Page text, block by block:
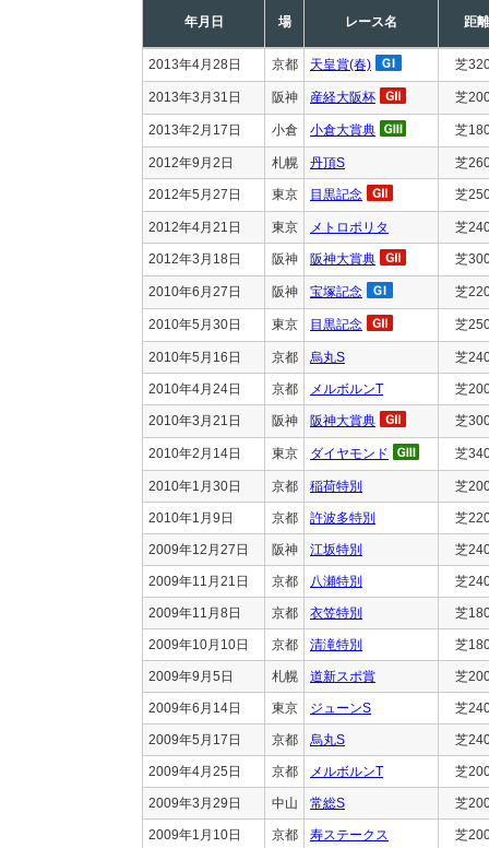
年月日 場 レース名 距離
2013年4月28日 京都 天皇賞(春) 芝
2013年3月31日 阪神 産経大阪杯 芝
2013年2月17日 小倉 小倉大賞典 芝
2012年9月2日 札幌 丹頂S 芝
2012年5月27日 東京 目黒記念 芝
2012年4月21日 東京 メトロポリタ 芝
2012年3月18日 阪神 阪神大賞典 芝
2010年6月27日 阪神 宝塚記念 芝
2010年5月30日 東京 目黒記念 芝
2010年5月16日 京都 烏丸S 芝
2010年4月24日 京都 メルボルンT 芝
2010年3月21日 阪神 阪神大賞典 芝
2010年2月14日 東京 ダイヤモンド 芝
2010年1月30日 京都 稲荷特別 芝
2010年1月9日 京都 許波多特別 芝
2009年12月27日 阪神 江坂特別 芝
2009年11月21日 京都 八瀬特別 芝
2009年11月8日 京都 衣笠特別 芝
2009年10月10日 京都 清滝特別 芝
2009年9月5日 札幌 道新スポ賞 芝
2009年6月14日 東京 ジューンS 芝
2009年5月17日 京都 烏丸S 芝
2009年4月25日 京都 メルボルンT 芝
2009年3月29日 中山 常総S 芝
2009年1月10日 京都 寿ステークス 芝